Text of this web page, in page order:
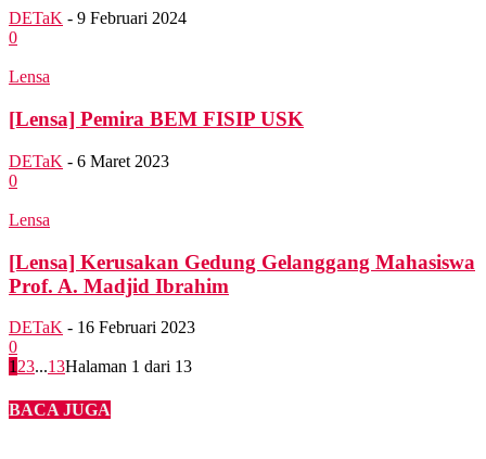
DETaK - 9 Februari 2024
0
Lensa
[Lensa] Pemira BEM FISIP USK
DETaK - 6 Maret 2023
0
Lensa
[Lensa] Kerusakan Gedung Gelanggang Mahasiswa
Prof. A. Madjid Ibrahim
DETaK - 16 Februari 2023
0
1 23...13Halaman 1 dari 13
BACA JUGA